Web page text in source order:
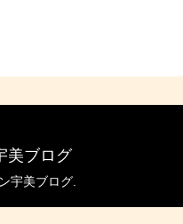
美ブログ
宇美ブログ.